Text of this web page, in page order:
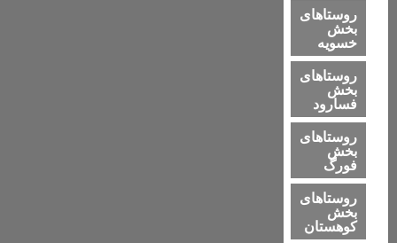
روستاهای
بخش
خسویه
روستاهای
بخش
فسارود
روستاهای
بخش
فورگ
روستاهای
بخش
کوهستان